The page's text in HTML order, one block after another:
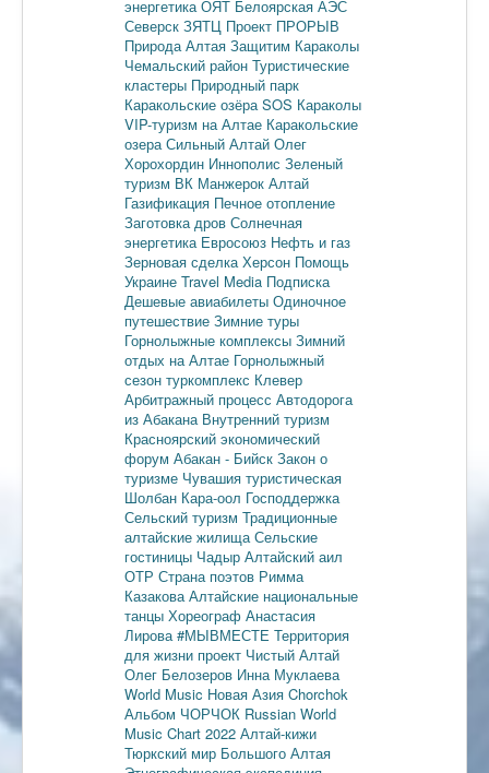
энергетика ОЯТ Белоярская АЭС
Северск ЗЯТЦ Проект ПРОРЫВ
Природа Алтая Защитим Караколы
Чемальский район Туристические
кластеры Природный парк
Каракольские озёра SOS Караколы
VIP-туризм на Алтае Каракольские
озера Сильный Алтай Олег
Хорохордин Иннополис Зеленый
туризм ВК Манжерок Алтай
Газификация Печное отопление
Заготовка дров Солнечная
энергетика Евросоюз Нефть и газ
Зерновая сделка Херсон Помощь
Украине Travel Media Подписка
Дешевые авиабилеты Одиночное
путешествие Зимние туры
Горнолыжные комплексы Зимний
отдых на Алтае Горнолыжный
сезон туркомплекс Клевер
Арбитражный процесс Автодорога
из Абакана Внутренний туризм
Красноярский экономический
форум Абакан - Бийск Закон о
туризме Чувашия туристическая
Шолбан Кара-оол Господдержка
Сельский туризм Традиционные
алтайские жилища Сельские
гостиницы Чадыр Алтайский аил
ОТР Страна поэтов Римма
Казакова Алтайские национальные
танцы Хореограф Анастасия
Лирова #МЫВМЕСТЕ Территория
для жизни проект Чистый Алтай
Олег Белозеров Инна Муклаева
World Music Новая Азия Chorchok
Альбом ЧОРЧОК Russian World
Music Chart 2022 Алтай-кижи
Тюркский мир Большого Алтая